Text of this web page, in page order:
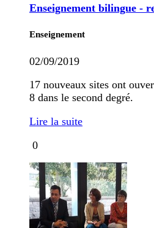
Enseignement bilingue -
Enseignement
02/09/2019
17 nouveaux sites ont
8 dans le second degré.
Lire la suite
0